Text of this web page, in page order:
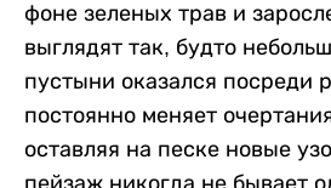
фоне зеленых трав и
выглядят так, будто
пустыни оказался посреди
постоянно меняет
оставляя на песке новые